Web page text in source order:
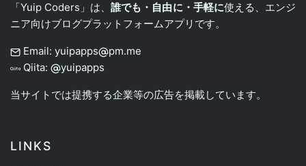
「Yuip Coders」は、誰でも・自由に・手軽に使える、エンジ
ニア向けブログプラットフォームアプリです。
Email: yuipapps
pm.me
Qiita:
yuipapps
当サイトでは提携する企業等の広告を掲載しています。
LINKS